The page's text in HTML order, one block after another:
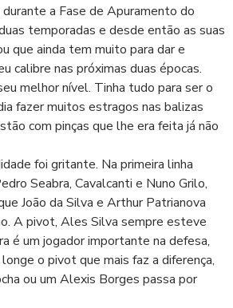
a Fase de Apuramento do
temporadas e desde então as suas
que ainda tem muito para dar e
calibre nas próximas duas épocas.
melhor nível. Tinha tudo para ser o
fazer muitos estragos nas balizas
com pinças que lhe era feita já não
foi gritante. Na primeira linha
Seabra, Cavalcanti e Nuno Grilo,
João da Silva e Arthur Patrianova
A pivot, Ales Silva sempre esteve
é um jogador importante na defesa,
o pivot que mais faz a diferença,
ou um Alexis Borges passa por